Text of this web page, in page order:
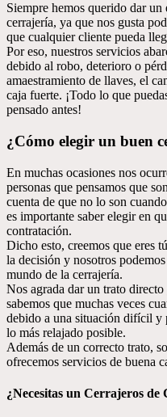
Siempre hemos querido dar
cerrajería, ya que nos gusta
que cualquier cliente pueda
Por eso, nuestros servicios
debido al robo, deterioro o
amaestramiento de llaves, el
caja fuerte. ¡Todo lo que
pensado antes!
¿Cómo elegir un buen
En muchas ocasiones nos
personas que pensamos que
cuenta de que no lo son
es importante saber elegir en
contratación.
Dicho esto, creemos que eres
la decisión y nosotros
mundo de la cerrajería.
Nos agrada dar un trato
sabemos que muchas veces
debido a una situación difícil y
lo más relajado posible.
Además de un correcto trato,
ofrecemos servicios de buena
¿Necesitas un Cerrajeros de